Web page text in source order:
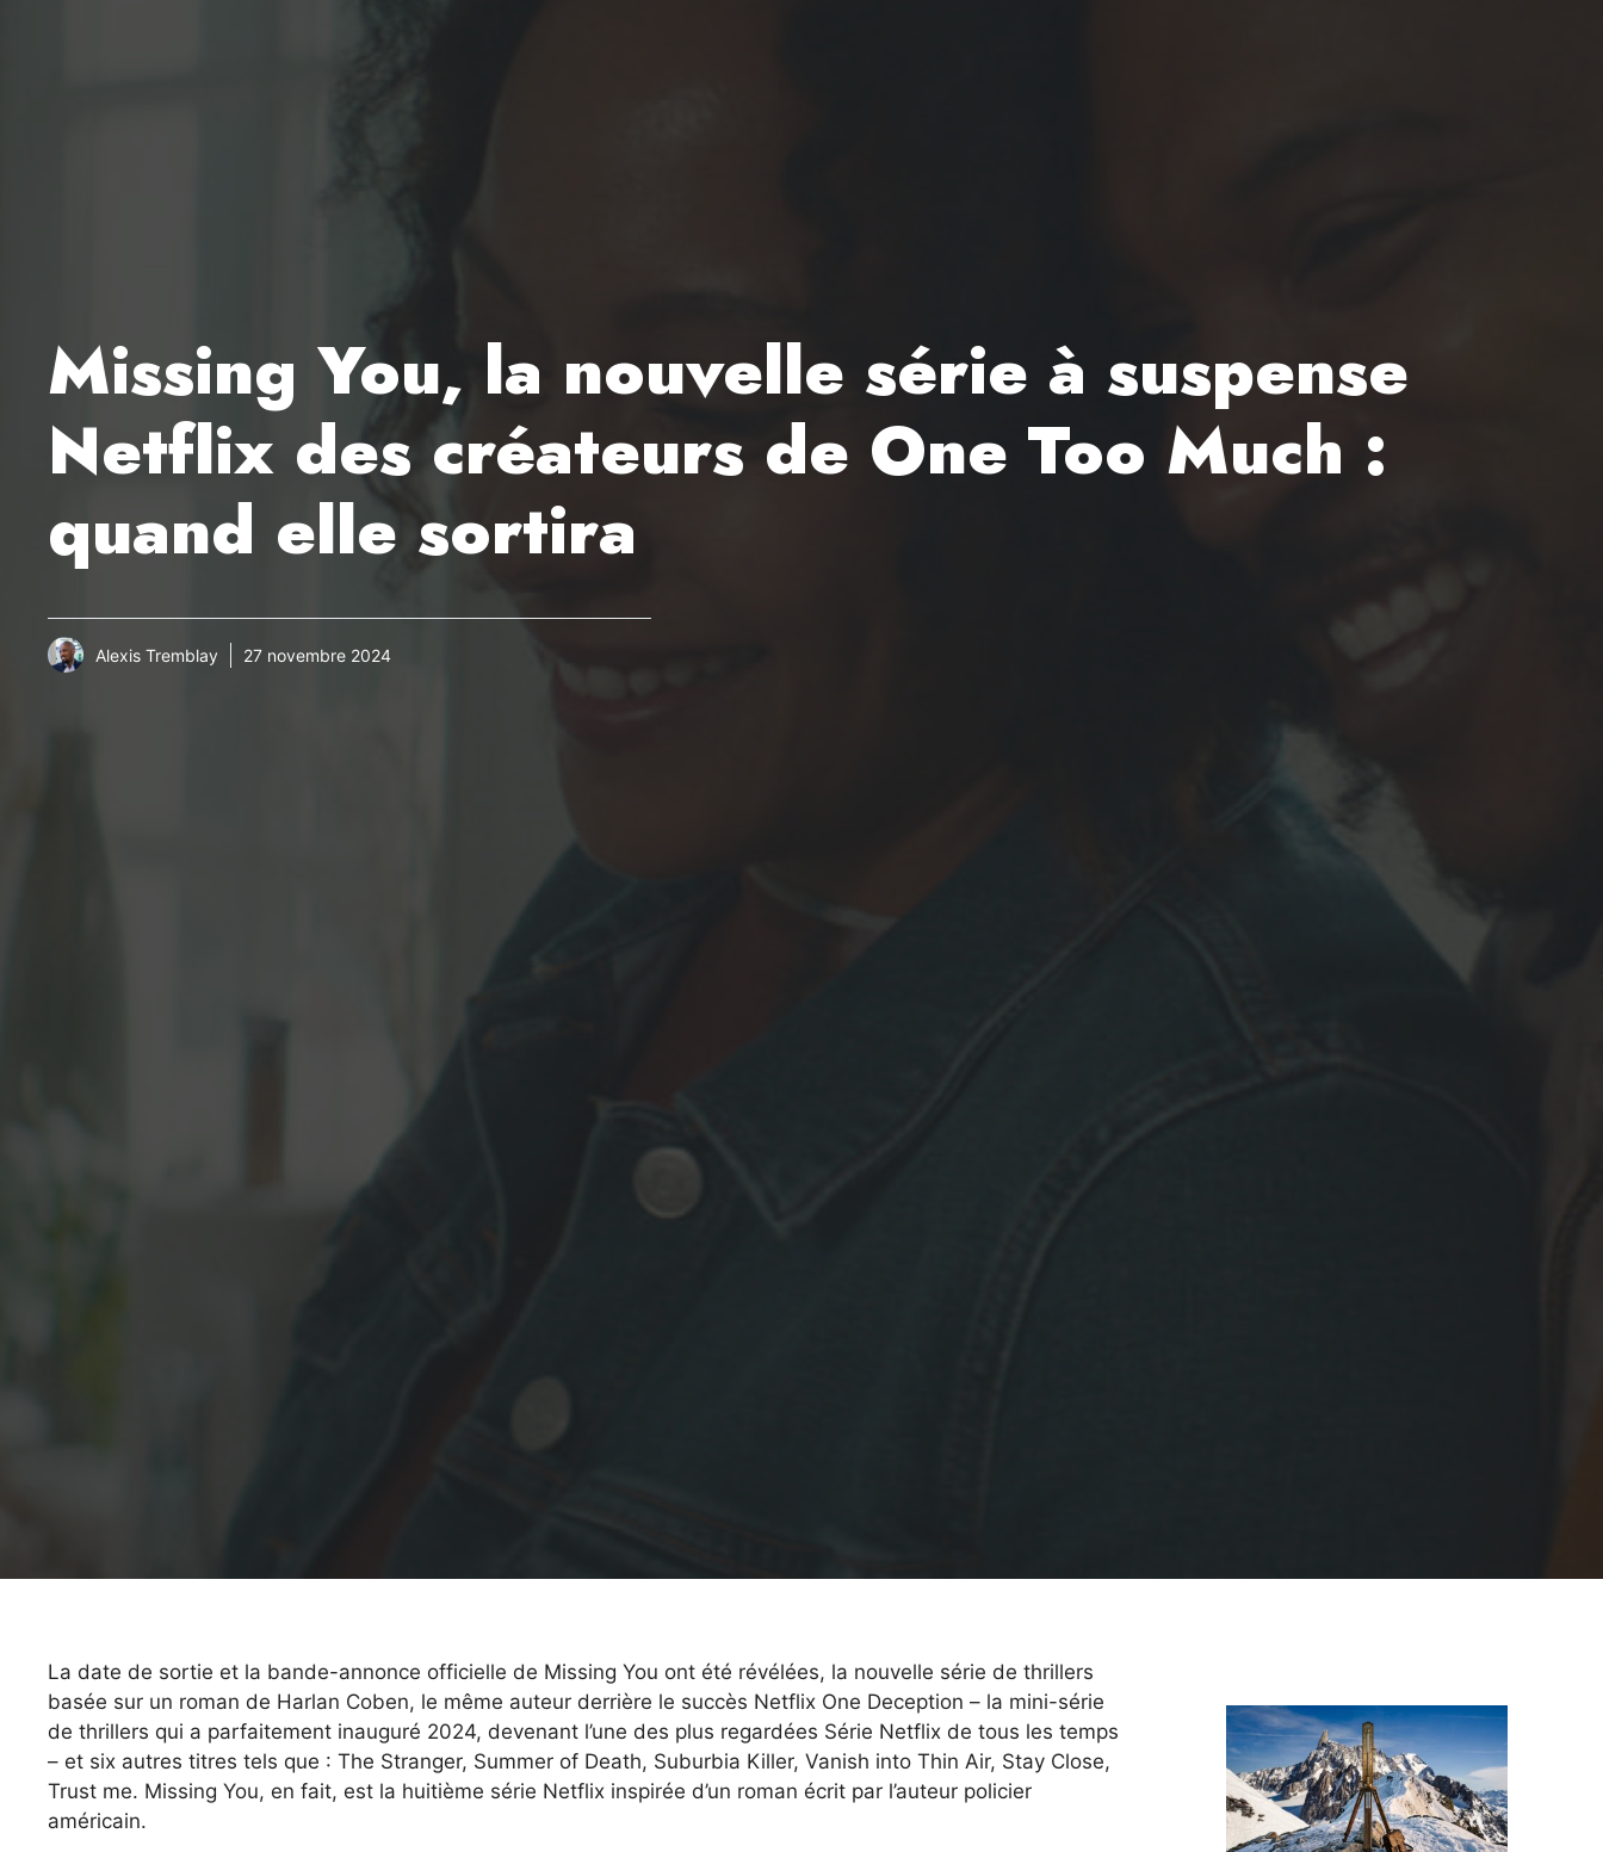
Missing You, la nouvelle série à suspense
Netflix des créateurs de One Too Much :
quand elle sortira
Alexis Tremblay 27 novembre 2024
La date de sortie et la bande-annonce officielle de Missing You ont été révélées, la nouvelle série de thrillers
basée sur un roman de Harlan Coben, le même auteur derrière le succès Netflix One Deception – la mini-série
de thrillers qui a parfaitement inauguré 2024, devenant l’une des plus regardées Série Netflix de tous les temps
– et six autres titres tels que : The Stranger, Summer of Death, Suburbia Killer, Vanish into Thin Air, Stay Close,
Trust me. Missing You, en fait, est la huitième série Netflix inspirée d’un roman écrit par l’auteur policier
américain.